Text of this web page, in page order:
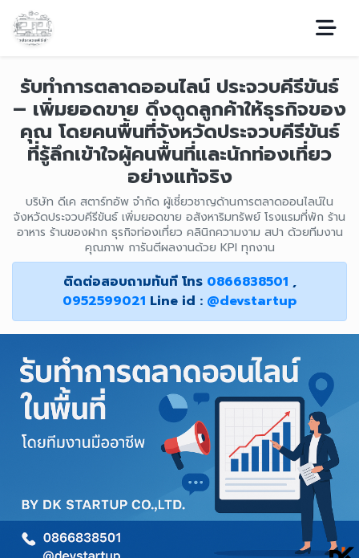
รับทำการตลาดออนไลน์ ประจวบคีรีขันธ์
– เพิ่มยอดขาย ดึงดูดลูกค้าให้ธุรกิจของ
คุณ โดยคนพื้นที่จังหวัดประจวบคีรีขันธ์
ที่รู้ลึกเข้าใจผู้คนพื้นที่และนักท่องเที่ยว
อย่างแท้จริง
บริษัท ดีเค สตาร์ทอัพ จำกัด ผู้เชี่ยวชาญด้านการตลาดออนไลน์ใน
จังหวัดประจวบคีรีขันธ์ เพิ่มยอดขาย อสังหาริมทรัพย์ โรงแรมที่พัก ร้าน
อาหาร ร้านของฝาก ธุรกิจท่องเที่ยว คลินิกความงาม สปา ด้วยทีมงาน
คุณภาพ การันตีผลงานด้วย KPI ทุกงาน
ติดต่อสอบถามทันที โทร 0866838501 ,
0952599021 Line id : @devstartup